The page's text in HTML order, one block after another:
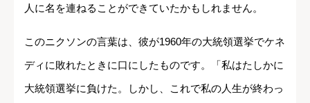
人に名を連ねることができていたかもしれません。
このニクソンの言葉は、彼が1960年の大統領選挙でケネ
ディに敗れたときに口にしたものです。「私はたしかに
大統領選挙に負けた。しかし、これで私の人生が終わっ